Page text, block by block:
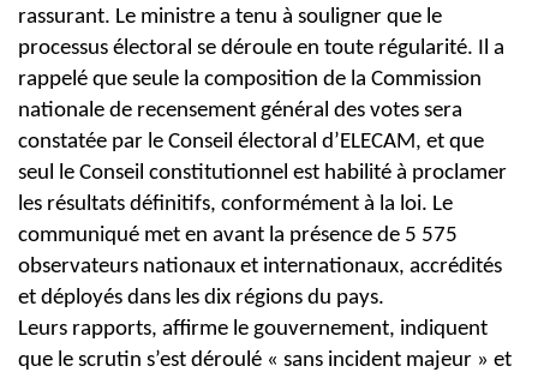
rassurant. Le ministre a tenu à souligner que le
processus électoral se déroule en toute régularité. Il a
rappelé que seule la composition de la Commission
nationale de recensement général des votes sera
constatée par le Conseil électoral d’ELECAM, et que
seul le Conseil constitutionnel est habilité à proclamer
les résultats définitifs, conformément à la loi. Le
communiqué met en avant la présence de 5 575
observateurs nationaux et internationaux, accrédités
et déployés dans les dix régions du pays.
Leurs rapports, affirme le gouvernement, indiquent
que le scrutin s’est déroulé « sans incident majeur » et